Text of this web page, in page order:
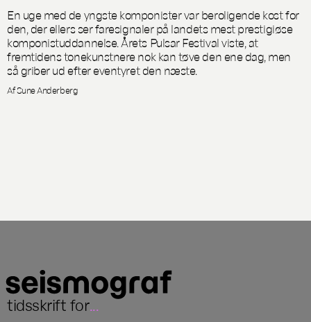
En uge med de yngste komponister var beroligende kost for
den, der ellers ser faresignaler på landets mest prestigiøse
komponistuddannelse. Årets Pulsar Festival viste, at
fremtidens tonekunstnere nok kan tøve den ene dag, men
så griber ud efter eventyret den næste.
Af Sune Anderberg
tidsskrift for...